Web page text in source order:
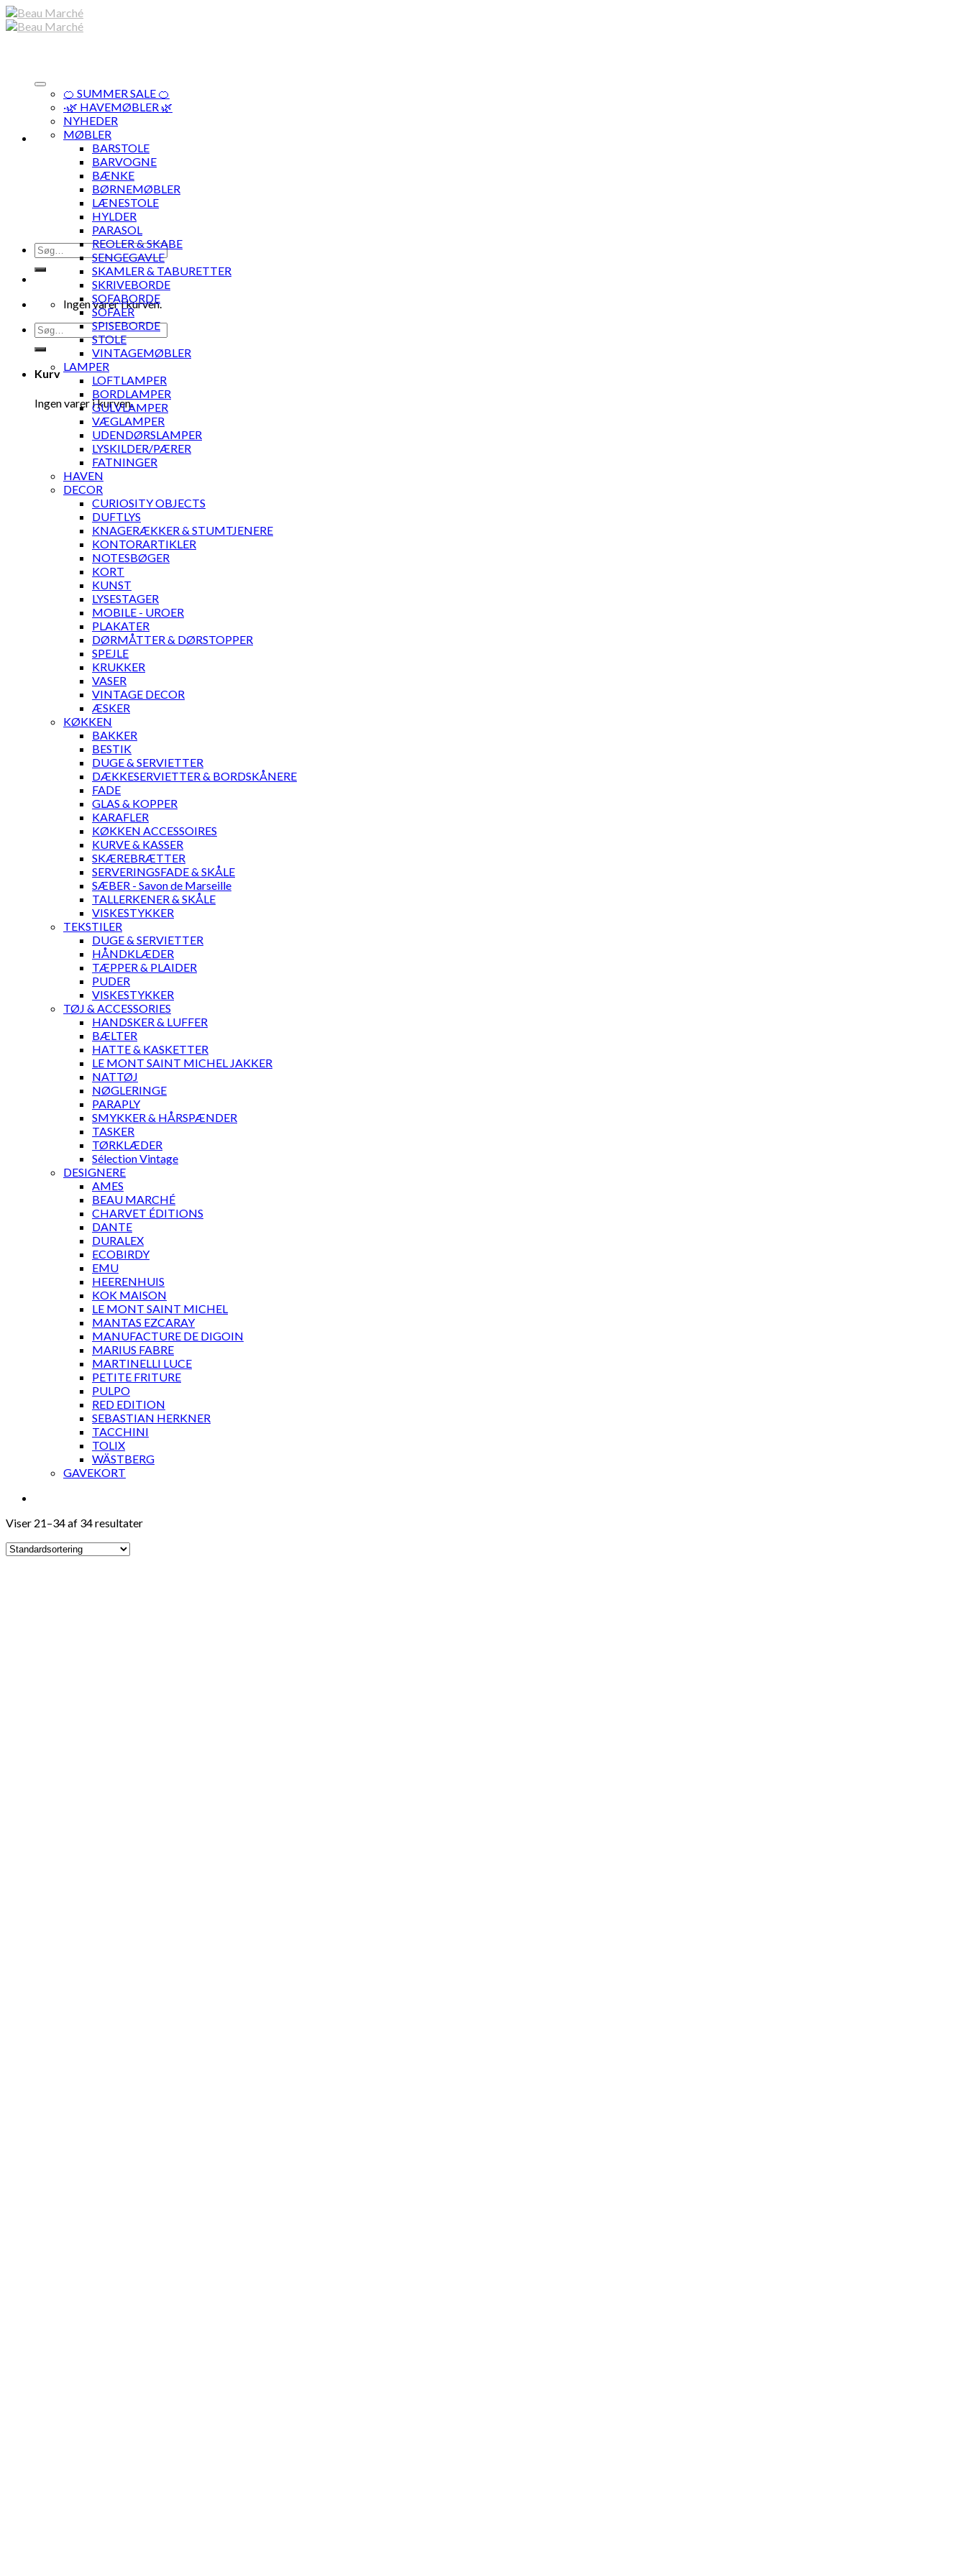
Skip
to
Søg
efter:
Ingen varer i kurven.
Søg
efter:
Kurv
Ingen varer i kurven.
🍊 SUMMER SALE 🍊
·🌿 HAVEMØBLER 🌿
NYHEDER
MØBLER
BARSTOLE
BARVOGNE
BÆNKE
BØRNEMØBLER
LÆNESTOLE
HYLDER
PARASOL
REOLER & SKABE
SENGEGAVLE
SKAMLER & TABURETTER
SKRIVEBORDE
SOFABORDE
SOFAER
SPISEBORDE
STOLE
VINTAGEMØBLER
LAMPER
LOFTLAMPER
BORDLAMPER
GULVLAMPER
VÆGLAMPER
UDENDØRSLAMPER
LYSKILDER/PÆRER
FATNINGER
HAVEN
DECOR
CURIOSITY OBJECTS
DUFTLYS
KNAGERÆKKER & STUMTJENERE
KONTORARTIKLER
NOTESBØGER
KORT
KUNST
LYSESTAGER
MOBILE - UROER
PLAKATER
DØRMÅTTER & DØRSTOPPER
SPEJLE
KRUKKER
VASER
VINTAGE DECOR
ÆSKER
KØKKEN
BAKKER
BESTIK
DUGE & SERVIETTER
DÆKKESERVIETTER & BORDSKÅNERE
FADE
GLAS & KOPPER
KARAFLER
KØKKEN ACCESSOIRES
KURVE & KASSER
SKÆREBRÆTTER
SERVERINGSFADE & SKÅLE
SÆBER - Savon de Marseille
TALLERKENER & SKÅLE
VISKESTYKKER
TEKSTILER
DUGE & SERVIETTER
HÅNDKLÆDER
TÆPPER & PLAIDER
PUDER
VISKESTYKKER
TØJ & ACCESSORIES
HANDSKER & LUFFER
BÆLTER
HATTE & KASKETTER
LE MONT SAINT MICHEL JAKKER
NATTØJ
NØGLERINGE
PARAPLY
SMYKKER & HÅRSPÆNDER
TASKER
TØRKLÆDER
Sélection Vintage
DESIGNERE
AMES
BEAU MARCHÉ
CHARVET ÉDITIONS
DANTE
DURALEX
ECOBIRDY
EMU
HEERENHUIS
KOK MAISON
LE MONT SAINT MICHEL
MANTAS EZCARAY
MANUFACTURE DE DIGOIN
MARIUS FABRE
MARTINELLI LUCE
PETITE FRITURE
PULPO
RED EDITION
SEBASTIAN HERKNER
TACCHINI
TOLIX
WÄSTBERG
GAVEKORT
Viser 21–34 af 34 resultater